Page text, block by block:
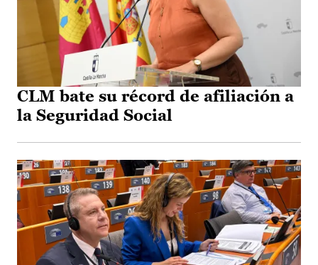
CLM bate su récord de afiliación a
la Seguridad Social